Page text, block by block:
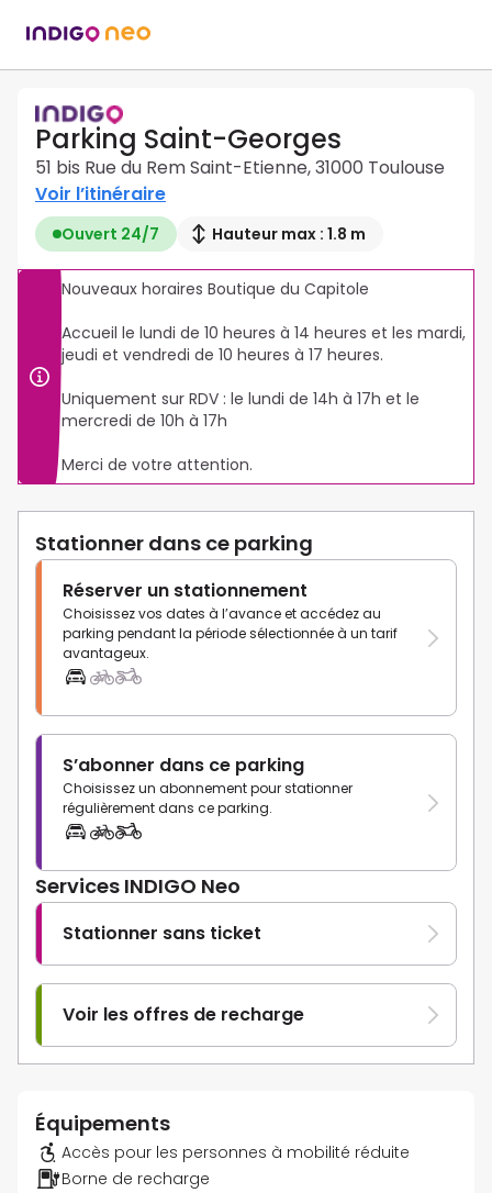
Parking Saint-Georges
51 bis Rue du Rem Saint-Etienne, 31000 Toulouse
Voir l’itinéraire
Ouvert 24/7 Hauteur max : 1.8 m
Nouveaux horaires Boutique du Capitole
Accueil le lundi de 10 heures à 14 heures et les mardi,
jeudi et vendredi de 10 heures à 17 heures.
Uniquement sur RDV : le lundi de 14h à 17h et le
mercredi de 10h à 17h
Merci de votre attention.
Stationner dans ce parking
Réserver un stationnement
Choisissez vos dates à l’avance et accédez au
parking pendant la période sélectionnée à un tarif
avantageux.
S’abonner dans ce parking
Choisissez un abonnement pour stationner
régulièrement dans ce parking.
Services INDIGO Neo
Stationner sans ticket
Voir les offres de recharge
Équipements
Accès pour les personnes à mobilité réduite
Borne de recharge